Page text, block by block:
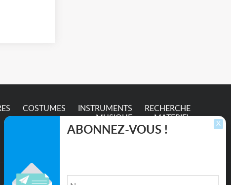
COSTUMES
INSTRUMENTS
MUSIQUE
RECHERCHE
MATERIEL
X
ABONNEZ-VOUS !